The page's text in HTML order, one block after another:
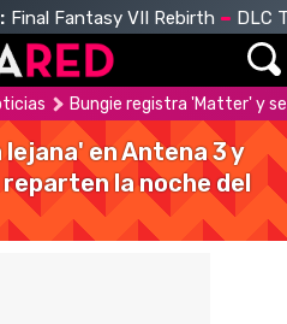
Final Fantasy VII Rebirth DLC
Bungie registra 'Matter' y
en Antena 3 y
reparten la noche del